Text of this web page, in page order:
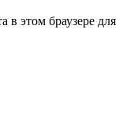
в этом браузере для